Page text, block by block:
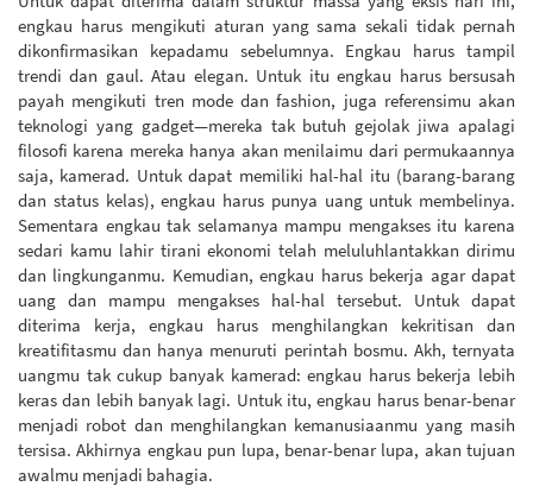
engkau harus mengikuti aturan yang sama sekali tidak pernah
dikonfirmasikan kepadamu sebelumnya. Engkau harus tampil
trendi dan gaul. Atau elegan. Untuk itu engkau harus bersusah
payah mengikuti tren mode dan fashion, juga referensimu akan
teknologi yang gadget—mereka tak butuh gejolak jiwa apalagi
filosofi karena mereka hanya akan menilaimu dari permukaannya
saja, kamerad. Untuk dapat memiliki hal-hal itu (barang-barang
dan status kelas), engkau harus punya uang untuk membelinya.
Sementara engkau tak selamanya mampu mengakses itu karena
sedari kamu lahir tirani ekonomi telah meluluhlantakkan dirimu
dan lingkunganmu. Kemudian, engkau harus bekerja agar dapat
uang dan mampu mengakses hal-hal tersebut. Untuk dapat
diterima kerja, engkau harus menghilangkan kekritisan dan
kreatifitasmu dan hanya menuruti perintah bosmu. Akh, ternyata
uangmu tak cukup banyak kamerad: engkau harus bekerja lebih
keras dan lebih banyak lagi. Untuk itu, engkau harus benar-benar
menjadi robot dan menghilangkan kemanusiaanmu yang masih
tersisa. Akhirnya engkau pun lupa, benar-benar lupa, akan tujuan
awalmu menjadi bahagia.